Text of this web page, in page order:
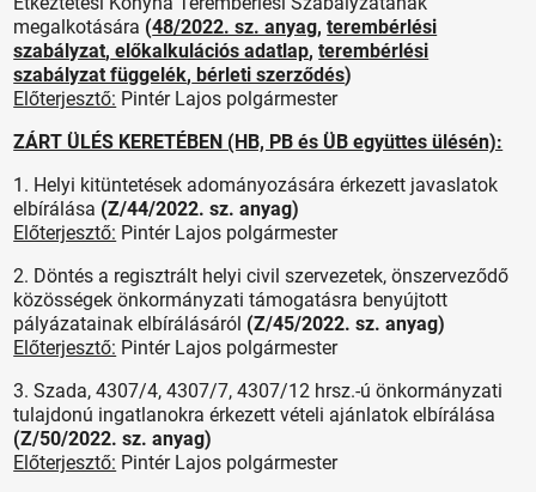
megalkotására (48/2022. sz. anyag,terembérlési
szabályzat, előkalkulációs adatlap,terembérlési
szabályzat függelék, bérleti szerződés)
Előterjesztő: Pintér Lajos polgármester
ZÁRT ÜLÉS KERETÉBEN (HB, PB és ÜB együttes ülésén):
1. Helyi kitüntetések adományozására érkezett javaslatok
elbírálása (Z/44/2022. sz. anyag)
Előterjesztő: Pintér Lajos polgármester
2. Döntés a regisztrált helyi civil szervezetek, önszerveződő
közösségek önkormányzati támogatásra benyújtott
pályázatainak elbírálásáról (Z/45/2022. sz. anyag)
Előterjesztő: Pintér Lajos polgármester
3. Szada, 4307/4, 4307/7, 4307/12 hrsz.-ú önkormányzati
tulajdonú ingatlanokra érkezett vételi ajánlatok elbírálása
(Z/50/2022. sz. anyag)
Előterjesztő: Pintér Lajos polgármester